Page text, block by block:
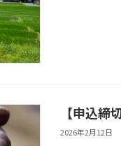
【申込
2026年2月12日